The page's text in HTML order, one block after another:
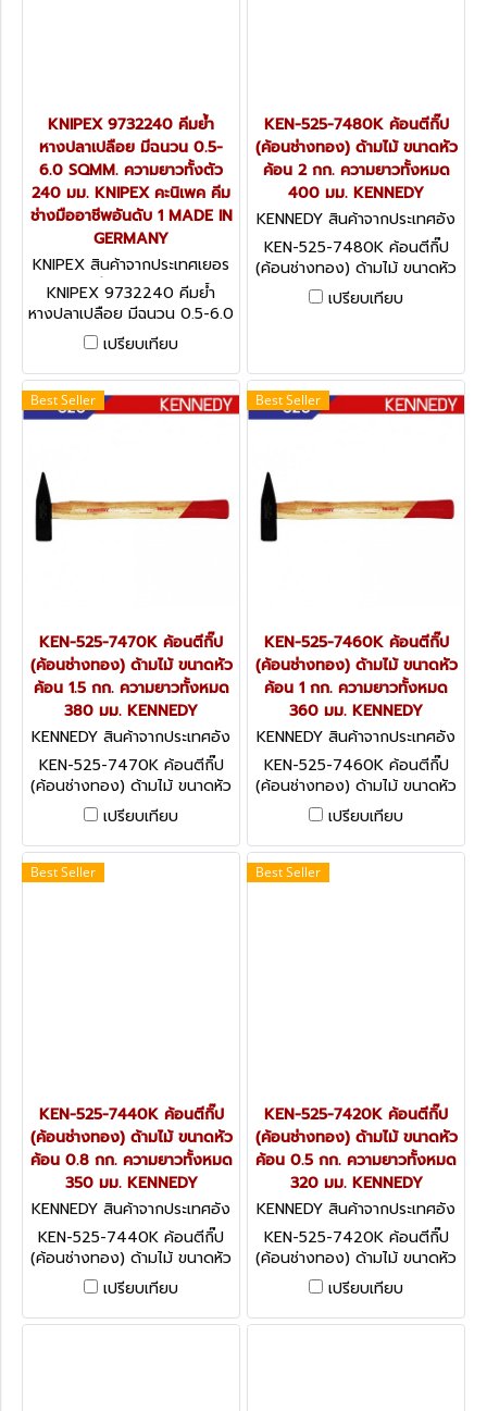
KNIPEX 9732240 คีมย้ำ
หางปลาเปลือย มีฉนวน 0.5-
6.0 SQMM. ความยาวทั้งตัว
240 มม. KNIPEX คะนิเพค คีม
ช่างมืออาชีพอันดับ 1 MADE IN
GERMANY
KNIPEX สินค้าจากประเทศเยอร
มนี 9732240
KNIPEX 9732240 คีมย้ำ
หางปลาเปลือย มีฉนวน 0.5-6.0
SQMM. ความยาวทั้งตัว 240
มม. KNIPEX คะนิเพค คีมช่าง
มืออาชีพอันดับ 1 MADE IN
GERMANY
เปรียบเทียบ
KEN-525-7480K ค้อนตีกิ๊ป
(ค้อนช่างทอง) ด้ามไม้ ขนาดหัว
ค้อน 2 กก. ความยาวทั้งหมด
400 มม. KENNEDY
KENNEDY สินค้าจากประเทศอัง
กฤษ KEN-525-7480K
KEN-525-7480K ค้อนตีกิ๊ป
(ค้อนช่างทอง) ด้ามไม้ ขนาดหัว
ค้อน 2 กก. ความยาวทั้งหมด
400 มม. KENNEDY
เปรียบเทียบ
Best Seller
KEN-525-7470K ค้อนตีกิ๊ป
(ค้อนช่างทอง) ด้ามไม้ ขนาดหัว
ค้อน 1.5 กก. ความยาวทั้งหมด
380 มม. KENNEDY
KENNEDY สินค้าจากประเทศอัง
กฤษ KEN-525-7470K
KEN-525-7470K ค้อนตีกิ๊ป
(ค้อนช่างทอง) ด้ามไม้ ขนาดหัว
ค้อน 1.5 กก. ความยาวทั้งหมด
380 มม. KENNEDY
เปรียบเทียบ
Best Seller
KEN-525-7460K ค้อนตีกิ๊ป
(ค้อนช่างทอง) ด้ามไม้ ขนาดหัว
ค้อน 1 กก. ความยาวทั้งหมด
360 มม. KENNEDY
KENNEDY สินค้าจากประเทศอัง
กฤษ KEN-525-7460K
KEN-525-7460K ค้อนตีกิ๊ป
(ค้อนช่างทอง) ด้ามไม้ ขนาดหัว
ค้อน 1 กก. ความยาวทั้งหมด
360 มม. KENNEDY
เปรียบเทียบ
Best Seller
KEN-525-7440K ค้อนตีกิ๊ป
(ค้อนช่างทอง) ด้ามไม้ ขนาดหัว
ค้อน 0.8 กก. ความยาวทั้งหมด
350 มม. KENNEDY
KENNEDY สินค้าจากประเทศอัง
กฤษ KEN-525-7440K
KEN-525-7440K ค้อนตีกิ๊ป
(ค้อนช่างทอง) ด้ามไม้ ขนาดหัว
ค้อน 0.8 กก. ความยาวทั้งหมด
350 มม. KENNEDY
เปรียบเทียบ
Best Seller
KEN-525-7420K ค้อนตีกิ๊ป
(ค้อนช่างทอง) ด้ามไม้ ขนาดหัว
ค้อน 0.5 กก. ความยาวทั้งหมด
320 มม. KENNEDY
KENNEDY สินค้าจากประเทศอัง
กฤษ KEN-525-7420K
KEN-525-7420K ค้อนตีกิ๊ป
(ค้อนช่างทอง) ด้ามไม้ ขนาดหัว
ค้อน 0.5 กก. ความยาวทั้งหมด
320 มม. KENNEDY
เปรียบเทียบ